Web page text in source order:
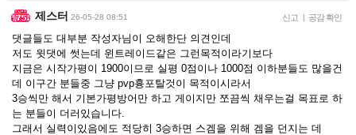
제스터 26-05-28 08:51 신고 | 공감 확인
댓글들도 대부분 작성자님이 오해한단 의견인데
저도 윗댓에 썻는데 윈트레이드같은 그런목적이라기보다
지금은 시작가평이 1900이므로 실평 0점이나 1000점 이하분들도 많을건
데 이구간 분들중 그냥 pvp흉포탈것이 목적이시라서
3승씩만 해서 기본가평방어만 하고 게이지만 쪼끔씩 채우는걸 목표로 하
는 분들이 더러있습니다.
그래서 실력이있음에도 적당히 3승하면 스겜을 위해 겜을 던지는 데